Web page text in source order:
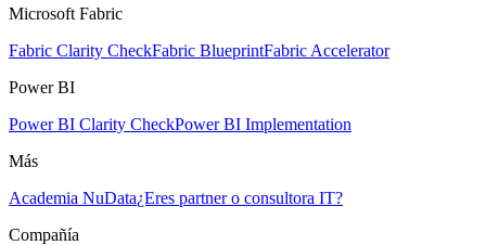
Microsoft Fabric
Fabric Clarity CheckFabric BlueprintFabric Accelerator
Power BI
Power BI Clarity CheckPower BI Implementation
Más
Academia NuData¿Eres partner o consultora IT?
Compañía